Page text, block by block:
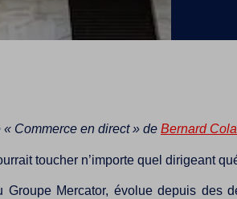
Commerce en direct » de Bernard
toucher n’importe quel dirigeant
Groupe Mercator, évolue depuis